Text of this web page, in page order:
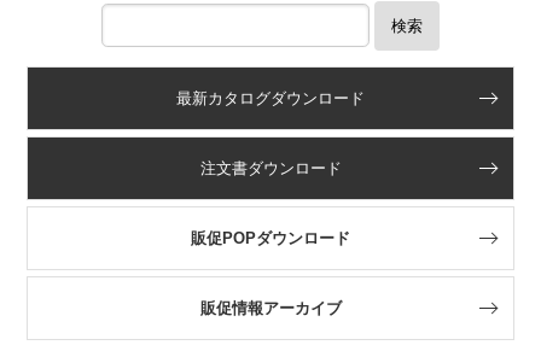
検索
最新カタログダウンロード
注文書ダウンロード
販促POPダウンロード
販促情報アーカイブ